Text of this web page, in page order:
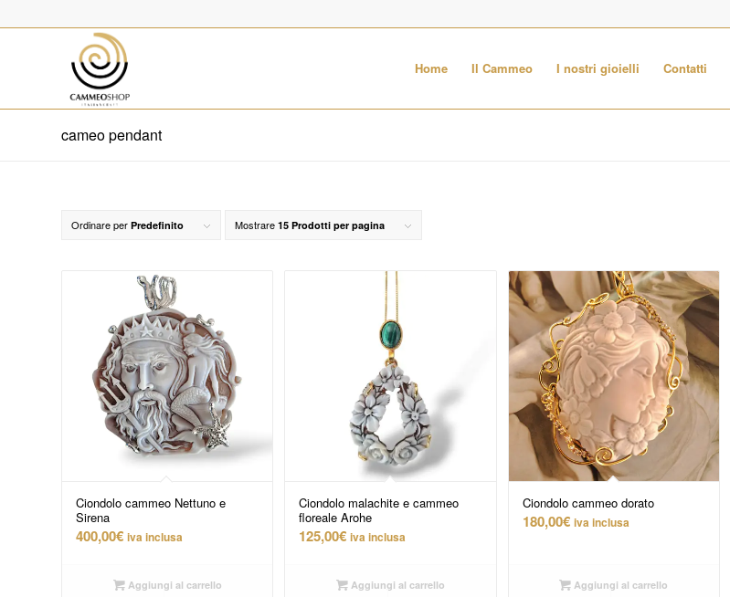
Home Il Cammeo I nostri gioielli Contatti
cameo pendant
Ordinare per Predefinito Mostrare 15 Prodotti per pagina
Ciondolo cammeo Nettuno e
Sirena
400,00€ iva inclusa
Aggiungi al carrello
Ciondolo malachite e cammeo
floreale Arohe
125,00€ iva inclusa
Aggiungi al carrello
Ciondolo cammeo dorato
180,00€ iva inclusa
Aggiungi al carrello